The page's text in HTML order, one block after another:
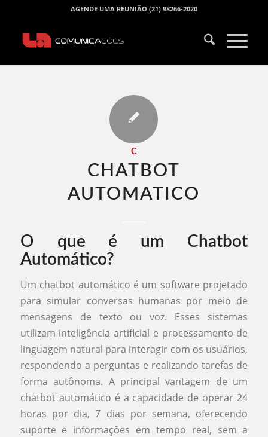
AGENDE UMA REUNIÃO (21) 98266-2020
C
CHATBOT
AUTOMATICO​
O que é um Chatbot
Automático?
Um chatbot automático é um software projetado
para simular conversas humanas por meio de
mensagens de texto ou voz. Esses sistemas
utilizam inteligência artificial e processamento de
linguagem natural para interagir com os usuários,
respondendo a perguntas e realizando tarefas de
forma autônoma. A principal vantagem de um
chatbot automático é a capacidade de operar 24
horas por dia, 7 dias por semana, oferecendo
suporte e informações em tempo real, sem a